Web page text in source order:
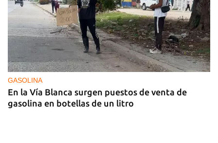
GASOLINA
En la Vía Blanca surgen puestos de venta de
gasolina en botellas de un litro